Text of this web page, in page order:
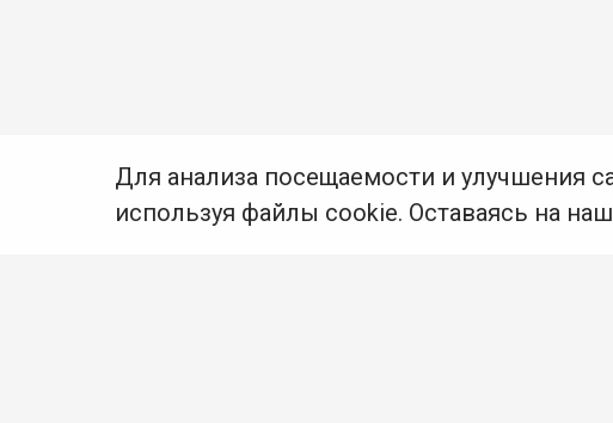
Для анализа посещаемости и улучшения
используя файлы cookie. Оставаясь на